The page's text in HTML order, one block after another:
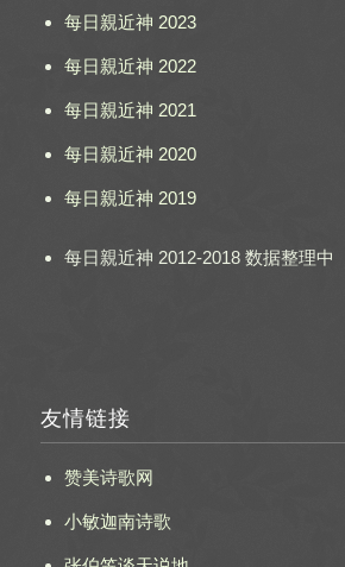
每日親近神 2023
每日親近神 2022
每日親近神 2021
每日親近神 2020
每日親近神 2019
每日親近神 2012-2018 数据整理中
友情链接
赞美诗歌网
小敏迦南诗歌